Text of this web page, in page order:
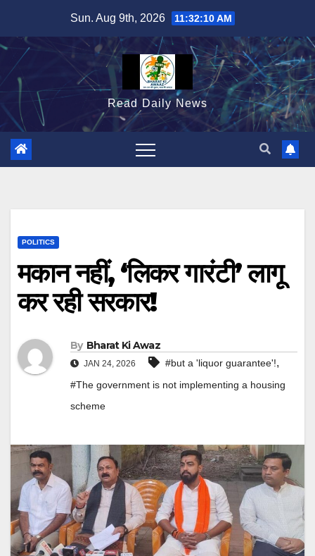
content
Sun. Aug 9th, 2026 11:32:11 AM
Read Daily News
POLITICS
मकान नहीं, ‘लिकर गारंटी’ लागू
कर रही सरकार!
By Bharat Ki Awaz
JAN 24, 2026 #but a 'liquor guarantee'!,
#The government is not implementing a housing
scheme